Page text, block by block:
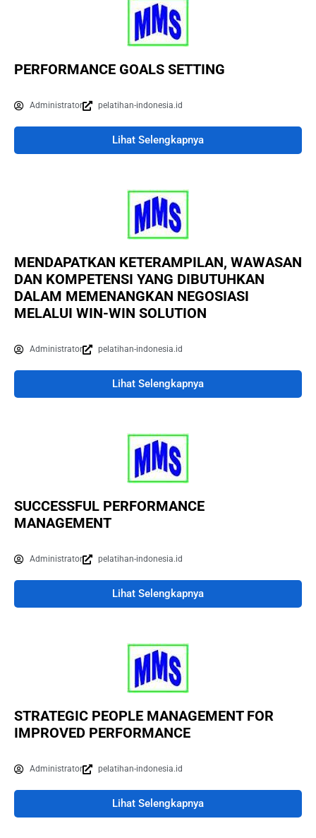
PERFORMANCE GOALS SETTING
Administrator pelatihan-indonesia.id
Lihat Selengkapnya
MENDAPATKAN KETERAMPILAN, WAWASAN
DAN KOMPETENSI YANG DIBUTUHKAN
DALAM MEMENANGKAN NEGOSIASI
MELALUI WIN-WIN SOLUTION
Administrator pelatihan-indonesia.id
Lihat Selengkapnya
SUCCESSFUL PERFORMANCE
MANAGEMENT
Administrator pelatihan-indonesia.id
Lihat Selengkapnya
STRATEGIC PEOPLE MANAGEMENT FOR
IMPROVED PERFORMANCE
Administrator pelatihan-indonesia.id
Lihat Selengkapnya